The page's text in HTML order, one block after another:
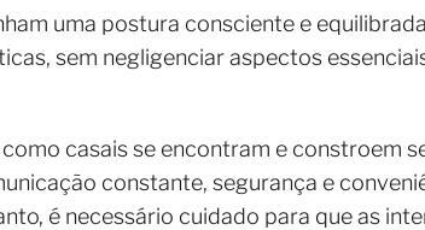
uma postura consciente e
sem negligenciar aspectos
casais se encontram e constroem
constante, segurança e
é necessário cuidado para que as